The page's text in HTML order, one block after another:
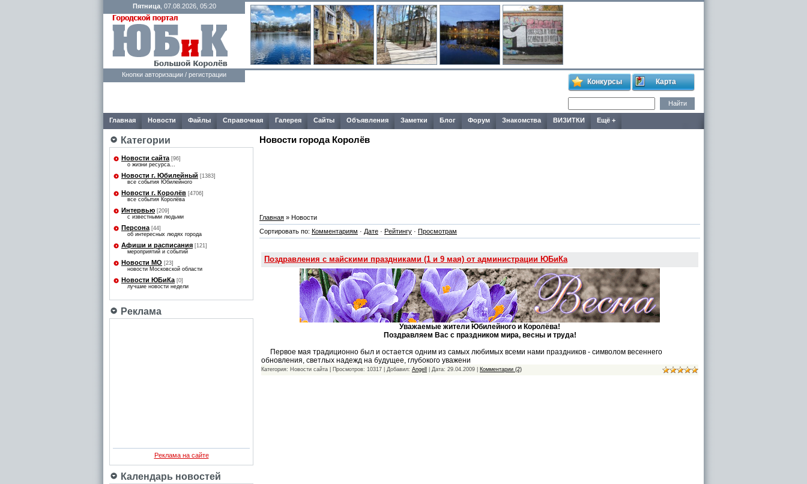
Пятница, 07.08.2026, 05:20
Кнопки авторизации / регистрации
Конкурсы Карта
Главная Новости Файлы Справочная Галерея Сайты Объявления Заметки Блог Форум Знакомства ВИЗИТКИ Ещё +
Категории
Новости сайта [96]
о жизни ресурса...
Новости г. Юбилейный [1383]
все события Юбилейного
Новости г. Королёв [4706]
все события Королёва
Интервью [209]
с известными людьми
Персона [44]
об интересных людях города
Афиши и расписания [121]
мероприятий и событий
Новости МО [23]
новости Московской области
Новости ЮБиКа [0]
лучшие новости недели
Реклама
Реклама на сайте
Календарь новостей
Новости города Королёв
Главная » Новости
Сортировать по: Комментариям · Дате · Рейтингу · Просмотрам
Поздравления с майскими праздниками (1 и 9 мая) от администрации ЮБиКа
Уважаемые жители Юбилейного и Королёва!
Поздравляем Вас с праздником мира, весны и труда!
Первое мая традиционно был и остается одним из самых любимых всеми нами праздников - символом весеннего
обновления, светлых надежд на будущее, глубокого уважени
Категория: Новости сайта | Просмотров: 10317 | Добавил: Angell | Дата: 29.04.2009 Комментарии (2)